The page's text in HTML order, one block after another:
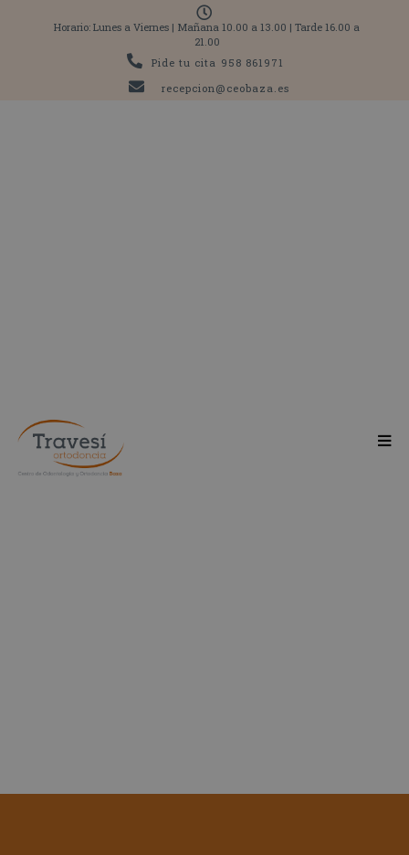
Horario: Lunes a Viernes | Mañana 10.00 a 13.00 | Tarde 16.00 a
21.00
Pide tu cita 958 861971
recepcion@ceobaza.es